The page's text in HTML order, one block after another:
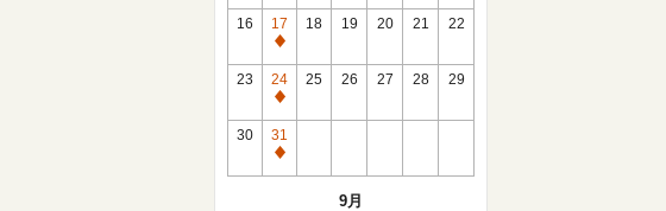
館
日
16
17
休
館
日
18 19 20 21 22
23
24
休
館
日
25 26 27 28 29
30
31
休
9月